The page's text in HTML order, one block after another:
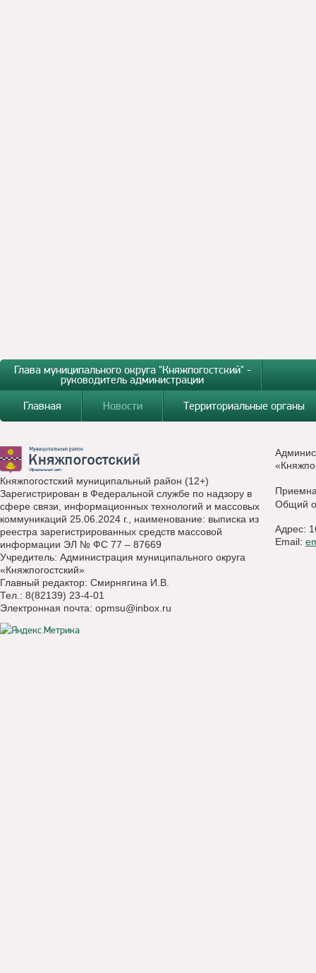
Глава муниципального округа "Княжпогостский" -
руководитель администрации
Главная
Новости Территориальные органы
Княжпогостский муниципальный район (12+)
Зарегистрирован в Федеральной службе по надзору в
сфере связи, информационных технологий и массовых
коммуникаций 25.06.2024 г., наименование: выписка из
реестра зарегистрированных средств массовой
информации ЭЛ № ФС 77 – 87669
Учредитель: Администрация муниципального округа
«Княжпогостский»
Главный редактор: Смирнягина И.В.
Тел.: 8(82139) 23-4-01
Электронная почта: opmsu@inbox.ru
Общий
Адрес:
Email: